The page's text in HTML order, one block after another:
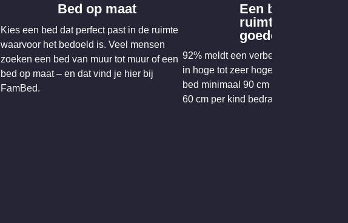
Bed op maat
Kies een bed dat perfect past in de ruimte
waarvoor het bedoeld is. Veel mensen
zoeken een bed van muur tot muur of een
bed op maat – en dat vind je hier bij
FamBed.
Een bed met
ruimte voor een
goede nachtrust
92% meldt een verbeterde
in hoge tot zeer hoge mate – wanneer
bed minimaal 90 cm per volwassene
60 cm per kind bedraagt.